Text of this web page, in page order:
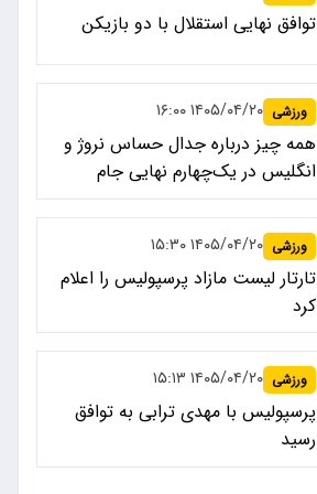
توافق نهایی استقلال با دو بازیکن
ورزشی ۱۴۰۵/۰۴/۲۰ ۱۶:۰۰
همه چیز درباره جدال حساس نروژ و
انگلیس در یک‌چهارم نهایی جام
جهانی ۲۰۲۶
ورزشی ۱۴۰۵/۰۴/۲۰ ۱۵:۳۰
تارتار لیست مازاد پرسپولیس را اعلام
کرد
ورزشی ۱۴۰۵/۰۴/۲۰ ۱۵:۱۳
پرسپولیس با مهدی ترابی به توافق
رسید